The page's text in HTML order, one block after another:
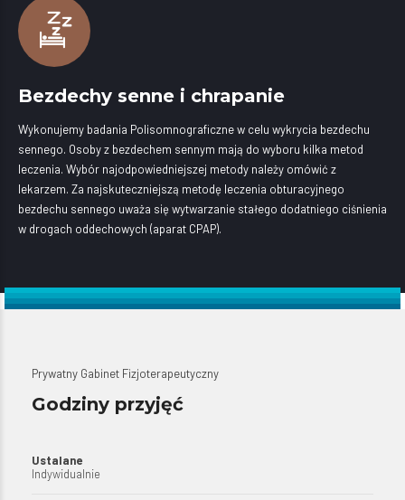
Bezdechy senne i chrapanie
Wykonujemy badania Polisomnograficzne w celu wykrycia bezdechu
sennego. Osoby z bezdechem sennym mają do wyboru kilka metod
leczenia. Wybór najodpowiedniejszej metody należy omówić z
lekarzem. Za najskuteczniejszą metodę leczenia obturacyjnego
bezdechu sennego uważa się wytwarzanie stałego dodatniego ciśnienia
w drogach oddechowych (aparat CPAP).
Prywatny Gabinet Fizjoterapeutyczny
Godziny przyjęć
Ustalane
Indywidualnie